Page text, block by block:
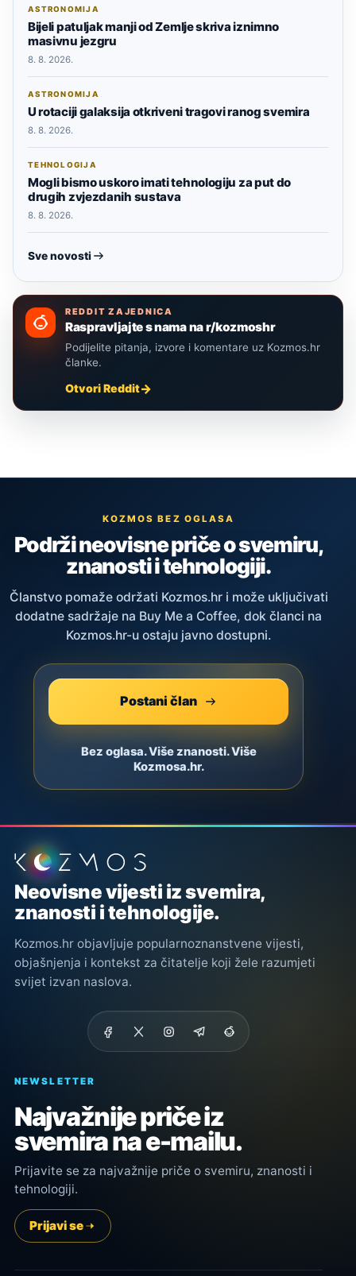
ASTRONOMIJA
Bijeli patuljak manji od Zemlje skriva iznimno
masivnu jezgru
8. 8. 2026.
ASTRONOMIJA
U rotaciji galaksija otkriveni tragovi ranog svemira
8. 8. 2026.
TEHNOLOGIJA
Mogli bismo uskoro imati tehnologiju za put do
drugih zvjezdanih sustava
8. 8. 2026.
Sve novosti
REDDIT ZAJEDNICA
Raspravljajte s nama na r/kozmoshr
Podijelite pitanja, izvore i komentare uz Kozmos.hr
članke.
Otvori Reddit
KOZMOS BEZ OGLASA
Podrži neovisne priče o svemiru,
znanosti i tehnologiji.
Članstvo pomaže održati Kozmos.hr i može uključivati
dodatne sadržaje na Buy Me a Coffee, dok članci na
Kozmos.hr-u ostaju javno dostupni.
Postani član
Bez oglasa. Više znanosti. Više
Kozmosa.hr.
Podnožje stranice
Neovisne vijesti iz svemira,
znanosti i tehnologije.
Kozmos.hr objavljuje popularnoznanstvene vijesti,
objašnjenja i kontekst za čitatelje koji žele razumjeti
svijet izvan naslova.
NEWSLETTER
Najvažnije priče iz
svemira na e-mailu.
Prijavite se za najvažnije priče o svemiru, znanosti i
tehnologiji.
Prijavi se